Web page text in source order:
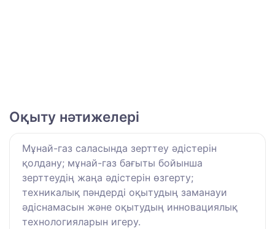
Оқыту нәтижелері
Мұнай-газ саласында зерттеу әдістерін
қолдану; мұнай-газ бағыты бойынша
зерттеудің жаңа әдістерін өзгерту;
техникалық пәндерді оқытудың заманауи
әдіснамасын және оқытудың инновациялық
технологияларын игеру.